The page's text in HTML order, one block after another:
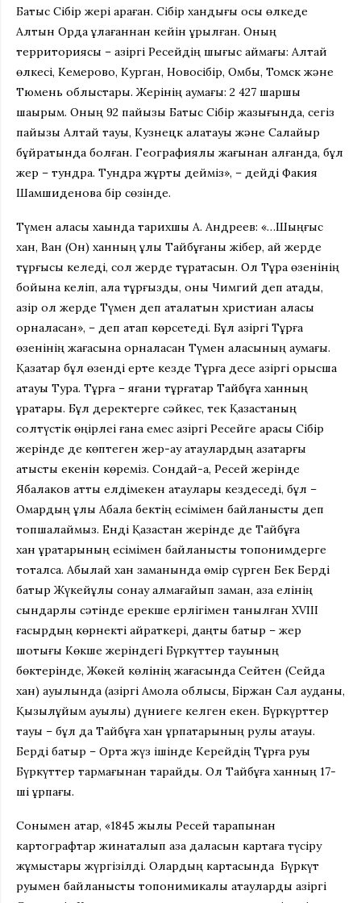
Батыс Сібір жері қараған. Сібір хандығы осы өлкеде
Алтын Орда құлағаннан кейін құрылған. Оның
территориясы – қазіргі Ресейдің шығыс аймағы: Алтай
өлкесі, Кемерово, Курган, Новосібір, Омбы, Томск және
Тюмень облыстары. Жерінің аумағы: 2 427 шаршы
шақырым. Оның 92 пайызы Батыс Сібір жазығында, сегіз
пайызы Алтай тауы, Кузнецк алатауы және Салайыр
бұйратында болған. Географиялық жағынан алғанда, бұл
жер – тундра. Тундра жұрты дейміз», – дейді Факия
Шамшиденова бір сөзінде.
Түмен қаласы хақында тарихшы А. Андреев: «…Шыңғыс
хан, Ван (Он) ханның ұлы Тайбұғаны жібер, қай жерде
тұрғысы келеді, сол жерде тұрақтасын. Ол Тұра өзенінің
бойына келіп, қала тұрғызды, оны Чимгий деп атады,
қазір ол жерде Түмен деп аталатын христиан қаласы
орналасқан», – деп атап көрсетеді. Бұл қазіргі Тұрғақ
өзенінің жағасына орналасқан Түмен қаласының аумағы.
Қазақтар бұл өзенді ерте кезде Тұрғақ десе қазіргі орысша
атауы Тура. Тұрғақ – яғани тұрғақтар Тайбұға ханның
ұрақтары. Бұл деректерге сәйкес, тек Қазақстаның
солтүстік өңірлеі ғана емес қазіргі Ресейге қарасы Сібір
жерінде де көптеген жер-ау атаулардың қазақтарғы
қатысты екенін көреміз. Сондай-ақ, Ресей жерінде
Ябалаков атты елдімекен атаулары кездеседі, бұл –
Омардың ұлы Абалақ бектің есімімен байланысты деп
топшалаймыз. Енді Қазақстан жерінде де Тайбұға
хан ұрақтарының есімімен байланысты топонимдерге
тоқталсақ. Абылай хан заманында өмір сүрген Бек Берді
батыр Жүкейұлы сонау алмағайып заман, қазақ елінің
сындарлы сәтінде ерекше ерлігімен танылған XVIII
ғасырдың көрнекті қайраткері, даңқты батыр – жер
шоқтығы Көкше жеріндегі Бүркүттер тауының
бөктерінде, Жөкей көлінің жағасында Сейтен (Сейдақ
хан) ауылында (қазіргі Ақмола облысы, Біржан Сал ауданы,
Қызылұйым ауылы) дүниеге келген екен. Бүркүрттер
тауы – бұл да Тайбұға хан ұрпақтарының рулық атауы.
Берді батыр – Орта жүз ішінде Керейдің Тұрғақ руы
Бүркүттер тармағынан тарайды. Ол Тайбұға ханның 17-
ші ұрпағы.
Сонымен қатар, «1845 жылы Ресей тарапынан
картографтар жинақталып қазақ даласын картаға түсіру
жұмыстары жүргізілді. Олардың картасында Бүркүт
руымен байланысты топонимикалық атауларды қазіргі